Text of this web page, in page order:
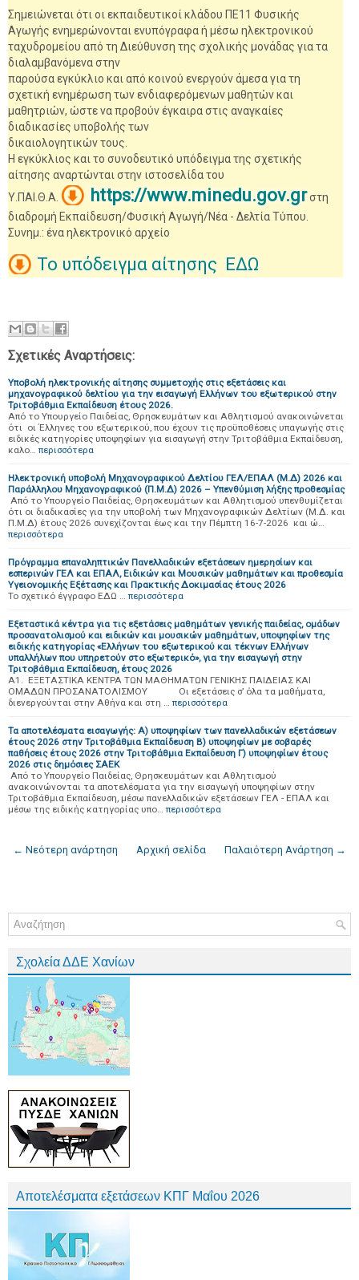
Σημειώνεται ότι οι εκπαιδευτικοί κλάδου ΠΕ11 Φυσικής
Αγωγής ενημερώνονται ενυπόγραφα ή μέσω ηλεκτρονικού
ταχυδρομείου από τη Διεύθυνση της σχολικής μονάδας για τα
διαλαμβανόμενα στην
παρούσα εγκύκλιο και από κοινού ενεργούν άμεσα για τη
σχετική ενημέρωση των ενδιαφερόμενων μαθητών και
μαθητριών, ώστε να προβούν έγκαιρα στις αναγκαίες
διαδικασίες υποβολής των
δικαιολογητικών τους.
Η εγκύκλιος και το συνοδευτικό υπόδειγμα της σχετικής
αίτησης αναρτώνται στην ιστοσελίδα του
Υ.ΠΑΙ.Θ.Α.
https://www.minedu.gov.grστη
διαδρομή Εκπαίδευση/Φυσική Αγωγή/Νέα - Δελτία Τύπου.
Συνημ.: ένα ηλεκτρονικό αρχείο
Το υπόδειγμα αίτησης ΕΔΩ
Σχετικές Αναρτήσεις:
Υποβολή ηλεκτρονικής αίτησης συμμετοχής στις εξετάσεις και
μηχανογραφικού δελτίου για την εισαγωγή Ελλήνων του εξωτερικού στην
Τριτοβάθμια Εκπαίδευση έτους 2026.
Από το Υπουργείο Παιδείας, Θρησκευμάτων και Αθλητισμού ανακοινώνεται
ότι οι Έλληνες του εξωτερικού, που έχουν τις προϋποθέσεις υπαγωγής στις
ειδικές κατηγορίες υποψηφίων για εισαγωγή στην Τριτοβάθμια Εκπαίδευση,
καλο… περισσότερα
Ηλεκτρονική υποβολή Μηχανογραφικού Δελτίου ΓΕΛ/ΕΠΑΛ (Μ.Δ) 2026 και
Παράλληλου Μηχανογραφικού (Π.Μ.Δ) 2026 – Υπενθύμιση λήξης προθεσμίας
Από το Υπουργείο Παιδείας, Θρησκευμάτων και Αθλητισμού υπενθυμίζεται
ότι οι διαδικασίες για την υποβολή των Μηχανογραφικών Δελτίων (Μ.Δ. και
Π.Μ.Δ) έτους 2026 συνεχίζονται έως και την Πέμπτη 16-7-2026 και ώ…
περισσότερα
Πρόγραμμα επαναληπτικών Πανελλαδικών εξετάσεων ημερησίων και
εσπερινών ΓΕΛ και ΕΠΑΛ, Ειδικών και Μουσικών μαθημάτων και προθεσμία
Υγειονομικής Εξέτασης και Πρακτικής Δοκιμασίας έτους 2026
Το σχετικό έγγραφο ΕΔΩ … περισσότερα
Εξεταστικά κέντρα για τις εξετάσεις μαθημάτων γενικής παιδείας, ομάδων
προσανατολισμού και ειδικών και μουσικών μαθημάτων, υποψηφίων της
ειδικής κατηγορίας «Ελλήνων του εξωτερικού και τέκνων Ελλήνων
υπαλλήλων που υπηρετούν στο εξωτερικό», για την εισαγωγή στην
Τριτοβάθμια Εκπαίδευση, έτους 2026
A1. ΕΞΕΤΑΣΤΙΚΑ ΚΕΝΤΡΑ ΤΩΝ ΜΑΘΗΜΑΤΩΝ ΓΕΝΙΚΗΣ ΠΑΙΔΕΙΑΣ ΚΑΙ
ΟΜΑΔΩΝ ΠΡΟΣΑΝΑΤΟΛΙΣΜΟΥ Οι εξετάσεις σ’ όλα τα μαθήματα,
διενεργούνται στην Αθήνα και στη … περισσότερα
Τα αποτελέσματα εισαγωγής: Α) υποψηφίων των πανελλαδικών εξετάσεων
έτους 2026 στην Τριτοβάθμια Εκπαίδευση Β) υποψηφίων με σοβαρές
παθήσεις έτους 2026 στην Τριτοβάθμια Εκπαίδευση Γ) υποψηφίων έτους
2026 στις δημόσιες ΣΑΕΚ
Από το Υπουργείο Παιδείας, Θρησκευμάτων και Αθλητισμού
ανακοινώνονται τα αποτελέσματα για την εισαγωγή υποψηφίων στην
Τριτοβάθμια Εκπαίδευση, μέσω πανελλαδικών εξετάσεων ΓΕΛ - ΕΠΑΛ και
μέσω της ειδικής κατηγορίας υπο… περισσότερα
← Νεότερη ανάρτηση Παλαιότερη Ανάρτηση →
Αρχική σελίδα
Σχολεία ΔΔΕ Χανίων
Αποτελέσματα εξετάσεων ΚΠΓ Μαΐου 2026